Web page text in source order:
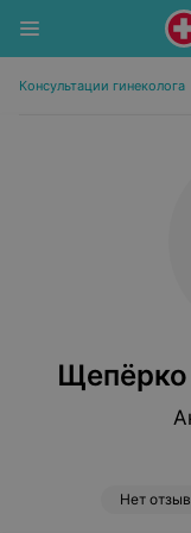
Консультации гинеколога
Щепёрко
Нет